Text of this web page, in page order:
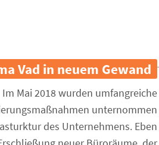
Vad in neuem Gewand
Im Mai 2018 wurden umfangreiche
unternommen
des Unternehmens. Eben